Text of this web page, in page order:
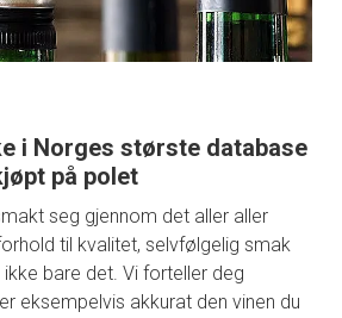
i Norges største database
på polet
seg gjennom det aller aller
til kvalitet, selvfølgelig smak
bare det. Vi forteller deg
eksempelvis akkurat den vinen du